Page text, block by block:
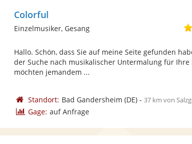
Colorful
Einzelmusiker, Gesang
Hallo. Schön, dass Sie auf meine Seite gefunden
der Suche nach musikalischer Untermalung für Ihre
möchten jemandem ...
Standort: Bad Gandersheim (DE)- 37 km von
Gage: auf Anfrage